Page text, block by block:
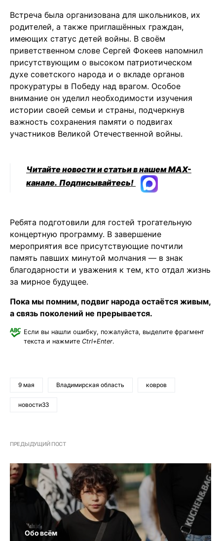
Встреча была организована для школьников, их
родителей, а также приглашённых граждан,
имеющих статус детей войны. В своём
приветственном слове Сергей Фокеев напомнил
присутствующим о высоком патриотическом
духе советского народа и о вкладе органов
прокуратуры в Победу над врагом. Особое
внимание он уделил необходимости изучения
истории своей семьи и страны, подчеркнув
важность сохранения памяти о подвигах
участников Великой Отечественной войны.
Читайте новости и статьи в нашем MAX-
канале. Подписывайтесь!
Ребята подготовили для гостей трогательную
концертную программу. В завершение
мероприятия все присутствующие почтили
память павших минутой молчания — в знак
благодарности и уважения к тем, кто отдал жизнь
за мирное будущее.
Пока мы помним, подвиг народа остаётся живым,
а связь поколений не прерывается.
Если вы нашли ошибку, пожалуйста, выделите фрагмент
текста и нажмите Ctrl+Enter.
9 мая Владимирская область ковров
новости33
ПРЕДЫДУЩИЙ ПОСТ
Обо всём